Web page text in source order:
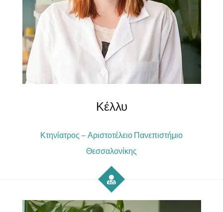
Κέλλυ
Κτηνίατρος – Αριστοτέλειο Πανεπιστήμιο
Θεσσαλονίκης